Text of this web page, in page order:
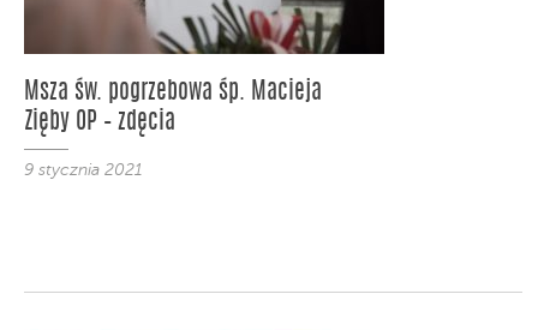
Msza św. pogrzebowa śp. Macieja
Zięby OP – zdęcia
9 stycznia 2021